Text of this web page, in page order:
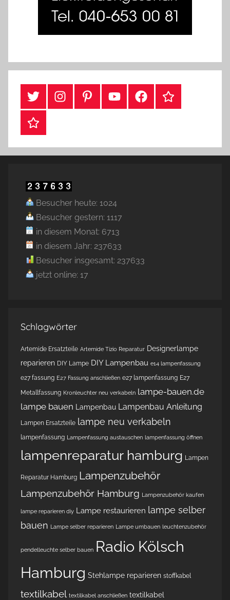
#TwitterInstagramPinterestYouTubeFacebookTikTok
Webshop
Besucher heute: 1024
Besucher gestern: 1117
in diesem Monat: 6713
in diesem Jahr: 237633
Besucher insgesamt: 237633
jetzt online: 17
Schlagwörter
Artemide Ersatzteile Artemide Tizio Reparatur Designerlampe
reparieren DIY Lampe DIY Lampenbau e14 lampenfassung
e27 fassung E27 Fassung anschließen e27 lampenfassung E27
Metallfassung Kronleuchter neu verkabeln lampe-bauen.de
lampe bauen
Lampenbau Lampenbau Anleitung
Lampen Ersatzteile lampe neu verkabeln
lampenfassung Lampenfassung austauschen lampenfassung öffnen
lampenreparatur hamburg Lampen
Reparatur Hamburg Lampenzubehör
Lampenzubehör Hamburg Lampenzubehör kaufen
lampe reparieren diy Lampe restaurieren lampe selber
bauen Lampe selber reparieren Lampe umbauen leuchtenzubehör
pendelleuchte selber bauen Radio Kölsch
Hamburg Stehlampe reparieren stoffkabel
textilkabel textilkabel anschließen textilkabel